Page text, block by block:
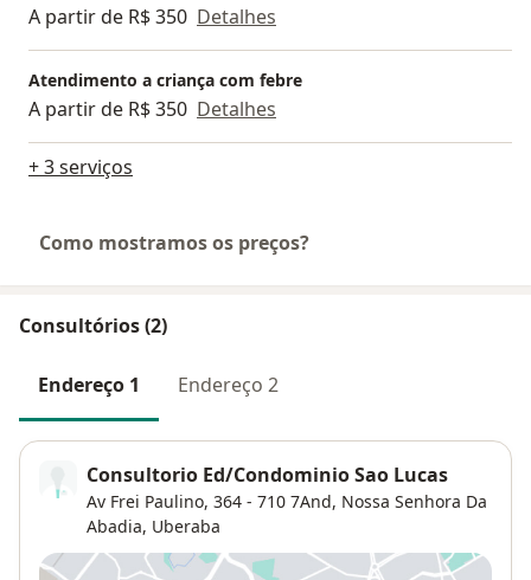
A partir de R$ 350 Detalhes
Atendimento a criança com febre
A partir de R$ 350 Detalhes
+ 3 serviços
Como mostramos os preços?
Consultórios (2)
Endereço 1 Endereço 2
Consultorio Ed/Condominio Sao Lucas
Av Frei Paulino, 364 - 710 7And, Nossa Senhora Da
Abadia, Uberaba